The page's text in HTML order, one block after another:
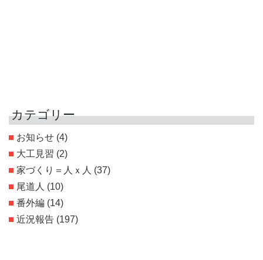
カテゴリー
お知らせ (4)
大工見習 (2)
家づくり＝人ｘ人 (37)
尾道人 (10)
番外編 (14)
近況報告 (197)